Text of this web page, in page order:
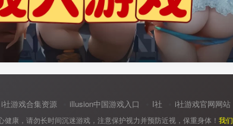
i社游戏合集资源 illusion中国游戏入口 I社 i社游戏官网网站
健康，请勿长时间沉迷游戏，注意保护视力并预防近视，保重身体！ 我们